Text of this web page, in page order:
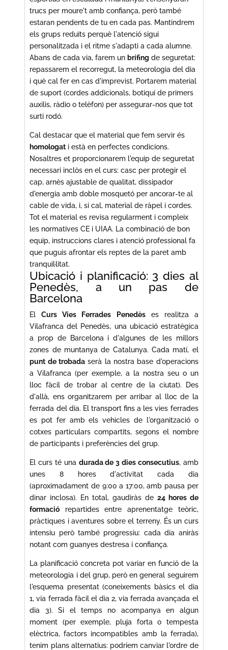
trucs per moure't amb confiança, però també
estaran pendents de tu en cada pas. Mantindrem
els grups reduïts perquè l'atenció sigui
personalitzada i el ritme s'adapti a cada alumne.
Abans de cada via, farem unbrífing de seguretat:
repassarem el recorregut, la meteorologia del dia
i què cal fer en cas d'imprevist. Portarem material
de suport (cordes addicionals, botiquí de primers
auxilis, ràdio o telèfon) per assegurar-nos que tot
surti rodó.
Cal destacar que el material que fem servir és
homologat i està en perfectes condicions.
Nosaltres et proporcionarem l'equip de seguretat
necessari inclòs en el curs: casc per protegir el
cap, arnès ajustable de qualitat, dissipador
d'energia amb doble mosquetó per ancorar-te al
cable de vida, i, si cal, material de ràpel i cordes.
Tot el material es revisa regularment i compleix
les normatives CE i UIAA. La combinació de bon
equip, instruccions clares i atenció professional fa
que puguis afrontar els reptes de la paret amb
tranquil·litat.
Ubicació i planificació: 3 dies al
Penedès, a un pas de
Barcelona
ElCurs Vies Ferrades Penedèses realitza a
Vilafranca del Penedès, una ubicació estratègica
a prop de Barcelona i d'algunes de les millors
zones de muntanya de Catalunya. Cada matí, el
punt de trobada serà la nostra base d'operacions
a Vilafranca (per exemple, a la nostra seu o un
lloc fàcil de trobar al centre de la ciutat). Des
d'allà, ens organitzarem per arribar al lloc de la
ferrada del dia. El transport fins a les vies ferrades
es pot fer amb els vehicles de l'organització o
cotxes particulars compartits, segons el nombre
de participants i preferències del grup.
El curs té una durada de 3 dies consecutius, amb
unes 8 hores d'activitat cada dia
(aproximadament de 9:00 a 17:00, amb pausa per
dinar inclosa). En total, gaudiràs de 24 hores de
formació repartides entre aprenentatge teòric,
pràctiques i aventures sobre el terreny. És un curs
intensiu però també progressiu: cada dia aniràs
notant com guanyes destresa i confiança.
La planificació concreta pot variar en funció de la
meteorologia i del grup, però en general seguirem
l'esquema presentat (coneixements bàsics el dia
1, via ferrada fàcil el dia 2, via ferrada avançada el
dia 3). Si el temps no acompanya en algun
moment (per exemple, pluja forta o tempesta
elèctrica, factors incompatibles amb la ferrada),
tenim plans alternatius: podríem canviar l'ordre de